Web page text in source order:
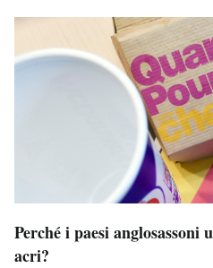
Perché i paesi anglosassoni
acri?